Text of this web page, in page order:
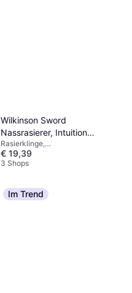
Wilkinson Sword
Nassrasierer, Intuition
Complete
Rasierklinge,
Feuchtigkeitsspendend
€ 19,39
3 Shops
Im Trend